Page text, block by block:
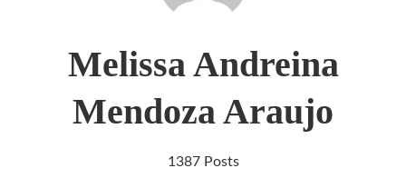
Melissa Andreina
Mendoza Araujo
1387 Posts